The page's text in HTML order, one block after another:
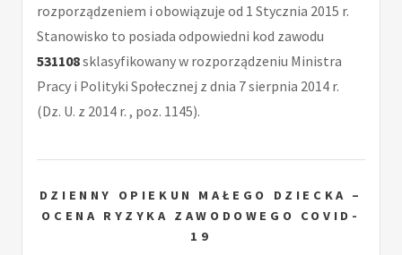
rozporządzeniem i obowiązuje od 1 Stycznia 2015 r.
Stanowisko to posiada odpowiedni kod zawodu
531108sklasyfikowany w rozporządzeniu Ministra
Pracy i Polityki Społecznej z dnia 7 sierpnia 2014 r.
(Dz. U. z 2014 r. , poz. 1145).
DZIENNY OPIEKUN MAŁEGO DZIECKA –
OCENA RYZYKA ZAWODOWEGO COVID-
19